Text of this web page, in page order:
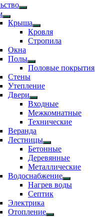
Показать
Показать
подменю
Крыша
Показать
подменю
Кровля
Стропила
Окна
Полы
Показать
подменю
Половые покрытия
Стены
Утепление
Двери
Показать
подменю
Входные
Межкомнатные
Технические
Веранда
Лестницы
Показать
подменю
Бетонные
Деревянные
Металлические
Водоснабжение
Показать
подменю
Нагрев воды
Септик
Электрика
Отопление